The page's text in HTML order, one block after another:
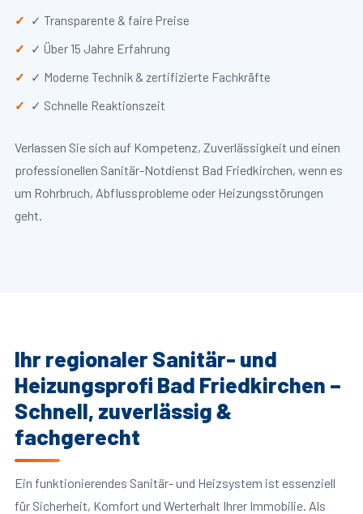
✓ Transparente & faire Preise
✓ Über 15 Jahre Erfahrung
✓ Moderne Technik & zertifizierte Fachkräfte
✓ Schnelle Reaktionszeit
Verlassen Sie sich auf Kompetenz, Zuverlässigkeit und einen
professionellen Sanitär-Notdienst Bad Friedkirchen, wenn es
um Rohrbruch, Abflussprobleme oder Heizungsstörungen
geht.
Ihr regionaler Sanitär- und
Heizungsprofi Bad Friedkirchen –
Schnell, zuverlässig &
fachgerecht
Ein funktionierendes Sanitär- und Heizsystem ist essenziell
für Sicherheit, Komfort und Werterhalt Ihrer Immobilie. Als